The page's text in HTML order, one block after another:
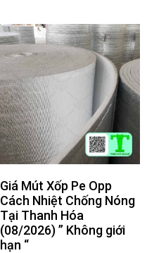
Giá Mút Xốp Pe Opp
Cách Nhiệt Chống Nóng
Tại Thanh Hóa
(08/2026) ” Không giới
hạn “